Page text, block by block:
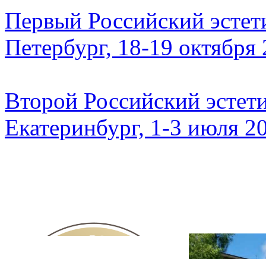
Первый Российский
Петербург, 18-19 октября
Второй Российский
Екатеринбург, 1-3 июля